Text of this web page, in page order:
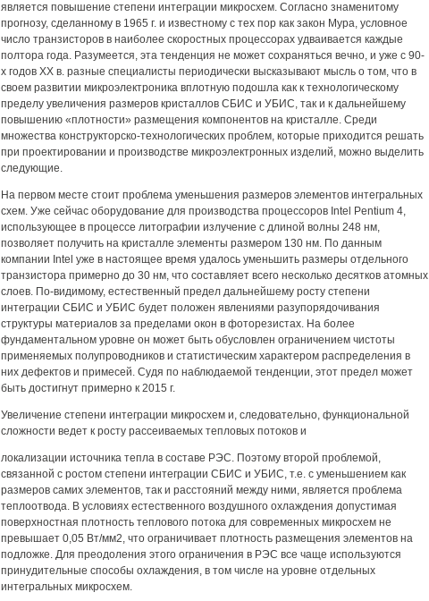
является повышение степени интеграции микросхем. Согласно знаменитому
прогнозу, сделанному в 1965 г. и известному с тех пор как закон Мура, условное
число транзисторов в наиболее скоростных процессорах удваивается каждые
полтора года. Разумеется, эта тенденция не может сохраняться вечно, и уже с 90-
х годов XX в. разные специалисты периодически высказывают мысль о том, что в
своем развитии микроэлектроника вплотную подошла как к технологическому
пределу увеличения размеров кристаллов СБИС и УБИС, так и к дальнейшему
повышению «плотности» размещения компонентов на кристалле. Среди
множества конструкторско-технологических проблем, которые приходится решать
при проектировании и производстве микроэлектронных изделий, можно выделить
следующие.
На первом месте стоит проблема уменьшения размеров элементов интегральных
схем. Уже сейчас оборудование для производства процессоров Intel Pentium 4,
использующее в процессе литографии излучение с длиной волны 248 нм,
позволяет получить на кристалле элементы размером 130 нм. По данным
компании Intel уже в настоящее время удалось уменьшить размеры отдельного
транзистора примерно до 30 нм, что составляет всего несколько десятков атомных
слоев. По-видимому, естественный предел дальнейшему росту степени
интеграции СБИС и УБИС будет положен явлениями разупорядочивания
структуры материалов за пределами окон в фоторезистах. На более
фундаментальном уровне он может быть обусловлен ограничением чистоты
применяемых полупроводников и статистическим характером распределения в
них дефектов и примесей. Судя по наблюдаемой тенденции, этот предел может
быть достигнут примерно к 2015 г.
Увеличение степени интеграции микросхем и, следовательно, функциональной
сложности ведет к росту рассеиваемых тепловых потоков и
локализации источника тепла в составе РЭС. Поэтому второй проблемой,
связанной с ростом степени интеграции СБИС и УБИС, т.е. с уменьшением как
размеров самих элементов, так и расстояний между ними, является проблема
теплоотвода. В условиях естественного воздушного охлаждения допустимая
поверхностная плотность теплового потока для современных микросхем не
превышает 0,05 Вт/мм2, что ограничивает плотность размещения элементов на
подложке. Для преодоления этого ограничения в РЭС все чаще используются
принудительные способы охлаждения, в том числе на уровне отдельных
интегральных микросхем.